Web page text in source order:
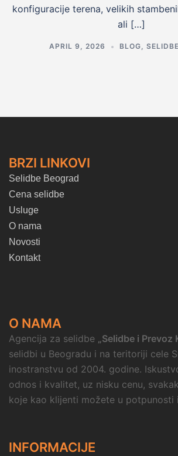
konfiguracije terena, velikih
ali […]
APRIL 9, 2026 BLOG,
BRZI LINKOVI
Selidbe Beograd
Cena selidbe
Usluge
O nama
Novosti
Kontakt
O NAMA
Agencija za selidbe „Selidbe i Prevoz
selidbi u Beogradu i na teritoriji cele
inostranstvu od 2004. godine.
odnos i kvalitet, uz nisku cenu,
koje kao klijenti možete u potpunosti
INFORMACIJE